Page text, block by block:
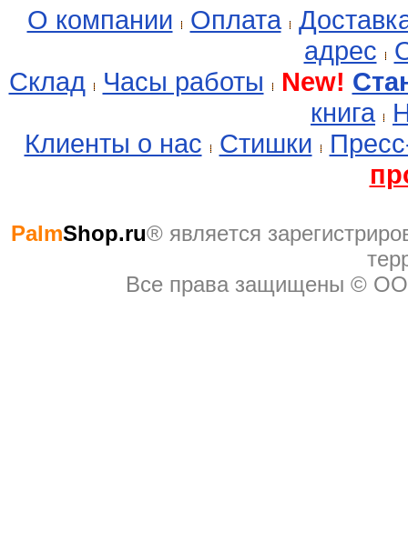
О компании Оплата
адрес
Склад
Часы работы New!
книга
Клиенты о нас
Стишки
PalmShop.ru® являeтся
Все права защищены ©